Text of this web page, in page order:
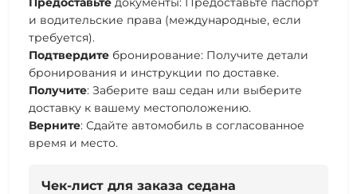
и водительские права (международные, если
требуется).
Подтвердите бронирование: Получите детали
бронирования и инструкции по доставке.
Получите: Заберите ваш седан или выберите
доставку к вашему местоположению.
Верните: Сдайте автомобиль в согласованное
время и место.
Чек-лист для заказа седана